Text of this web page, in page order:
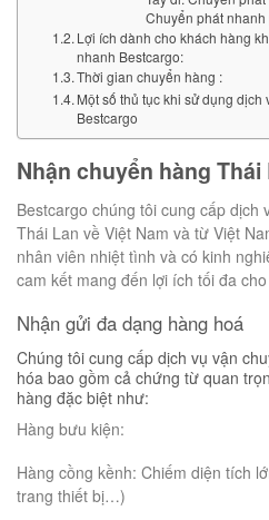
Chuyển phát nhanh
Lợi ích dành cho khách hàng
nhanh Bestcargo:
Thời gian chuyển hàng :
Một số thủ tục khi sử dụng
Bestcargo
Nhận chuyển hàng
Bestcargo chúng tôi cung cấp dịch
Thái Lan về Việt Nam và từ Việt
nhân viên nhiệt tình và có kinh
cam kết mang đến lợi ích tối đa
Nhận gửi đa dạng hàng hoá
Chúng tôi cung cấp dịch vụ vận
hóa bao gồm cả chứng từ quan
hàng đặc biệt như:
Hàng bưu kiện:
Hàng cồng kềnh: Chiếm diện tích
trang thiết bị…)